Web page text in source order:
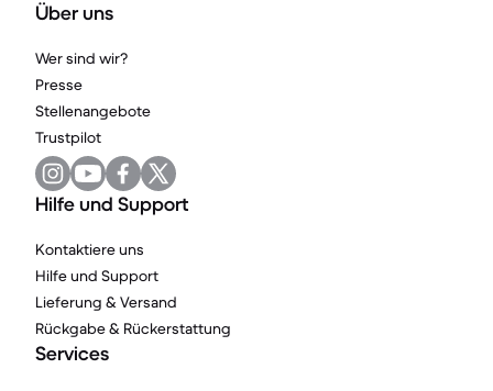
Über uns
Wer sind wir?
Presse
Stellenangebote
Trustpilot
Hilfe und Support
Kontaktiere uns
Hilfe und Support
Lieferung & Versand
Rückgabe & Rückerstattung
Services